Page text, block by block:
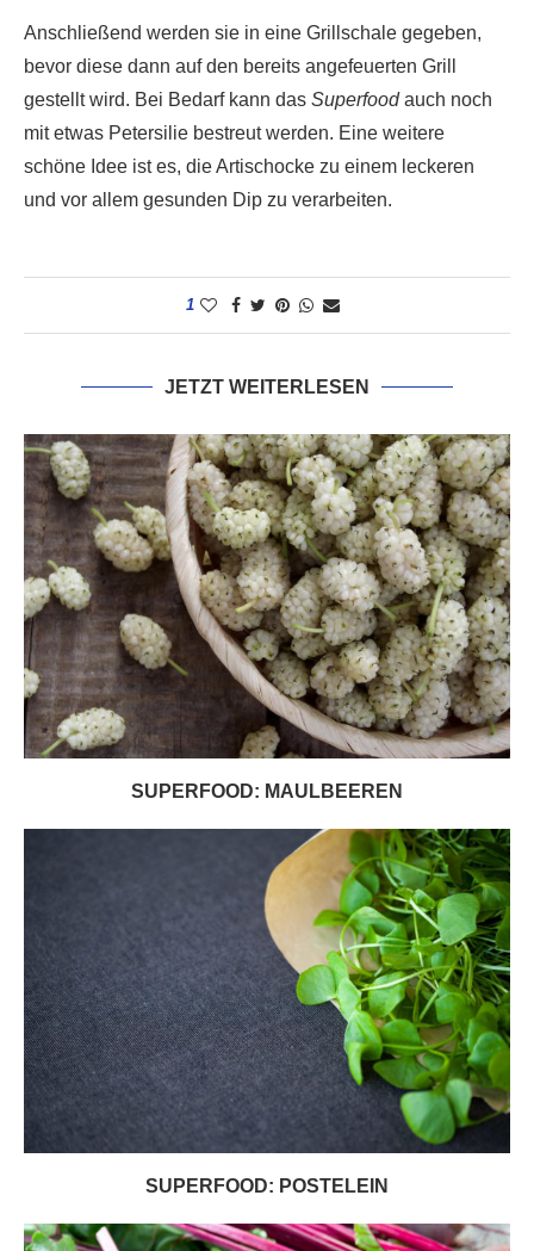
Anschließend werden sie in eine Grillschale gegeben,
bevor diese dann auf den bereits angefeuerten Grill
gestellt wird. Bei Bedarf kann das Superfoodauch noch
mit etwas Petersilie bestreut werden. Eine weitere
schöne Idee ist es, die Artischocke zu einem leckeren
und vor allem gesunden Dip zu verarbeiten.
1
JETZT WEITERLESEN
SUPERFOOD: MAULBEEREN
SUPERFOOD: POSTELEIN